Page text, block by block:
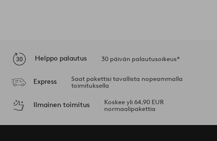
Helppo palautus 30 päivän palautusoikeus*
Express
Saat pakettisi tavallista nopeammalla
toimituksella
Ilmainen toimitus
Koskee yli 64,90 EUR
normaalipakettia